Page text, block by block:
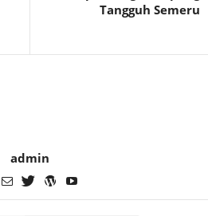
Tangguh Semeru
admin